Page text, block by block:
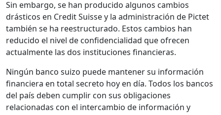
Sin embargo, se han producido algunos cambios
drásticos en Credit Suisse y la administración de Pictet
también se ha reestructurado. Estos cambios han
reducido el nivel de confidencialidad que ofrecen
actualmente las dos instituciones financieras.
Ningún banco suizo puede mantener su información
financiera en total secreto hoy en día. Todos los bancos
del país deben cumplir con sus obligaciones
relacionadas con el intercambio de información y